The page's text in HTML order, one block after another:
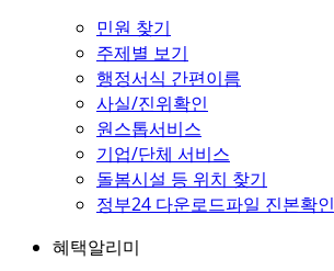
민원 찾기
주제별 보기
행정서식 간편이름
사실/진위확인
원스톱서비스
기업/단체 서비스
돌봄시설 등 위치 찾기
정부24 다운로드파일 진본확인
혜택알리미